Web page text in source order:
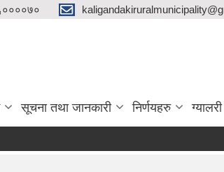
सूचना तथा जानकारी निर्णयहरु ग्यालरी